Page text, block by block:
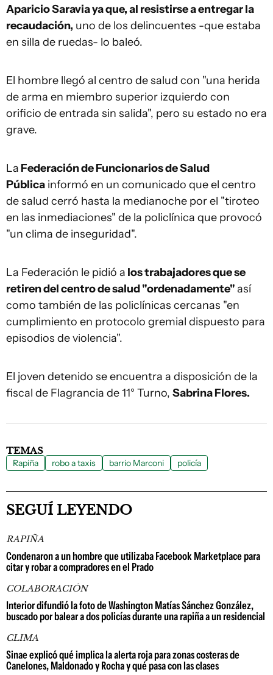
Aparicio Saravia ya que, al resistirse a entregar la
recaudación, uno de los delincuentes -que estaba
en silla de ruedas- lo baleó.
El hombre llegó al centro de salud con "una herida
de arma en miembro superior izquierdo con
orificio de entrada sin salida", pero su estado no era
grave.
La Federación de Funcionarios de Salud
Pública informó en un comunicado que el centro
de salud cerró hasta la medianoche por el "tiroteo
en las inmediaciones" de la policlínica que provocó
"un clima de inseguridad".
La Federación le pidió a los trabajadores que se
retiren del centro de salud "ordenadamente"así
como también de las policlínicas cercanas "en
cumplimiento en protocolo gremial dispuesto para
episodios de violencia".
El joven detenido se encuentra a disposición de la
fiscal de Flagrancia de 11° Turno, Sabrina Flores.
TEMAS
Rapiña robo a taxis barrio Marconi policía
SEGUÍ LEYENDO
RAPIÑA
Condenaron a un hombre que utilizaba Facebook Marketplace para
citar y robar a compradores en el Prado
COLABORACIÓN
Interior difundió la foto de Washington Matías Sánchez González,
buscado por balear a dos policías durante una rapiña a un residencial
CLIMA
Sinae explicó qué implica la alerta roja para zonas costeras de
Canelones, Maldonado y Rocha y qué pasa con las clases